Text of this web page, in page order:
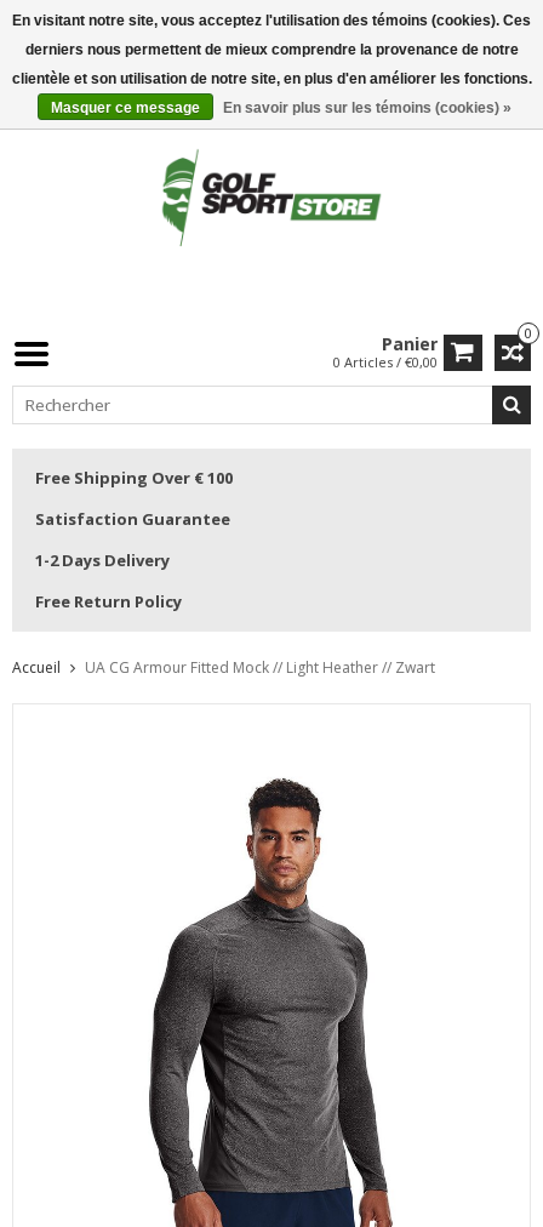
0
Panier
0 Articles / €0,00
Free Shipping Over € 100
Satisfaction Guarantee
1-2 Days Delivery
Free Return Policy
Accueil UA CG Armour Fitted Mock // Light Heather // Zwart
En visitant notre site, vous acceptez l'utilisation des témoins (cookies). Ces
derniers nous permettent de mieux comprendre la provenance de notre
clientèle et son utilisation de notre site, en plus d'en améliorer les fonctions.
Masquer ce message
En savoir plus sur les témoins (cookies) »